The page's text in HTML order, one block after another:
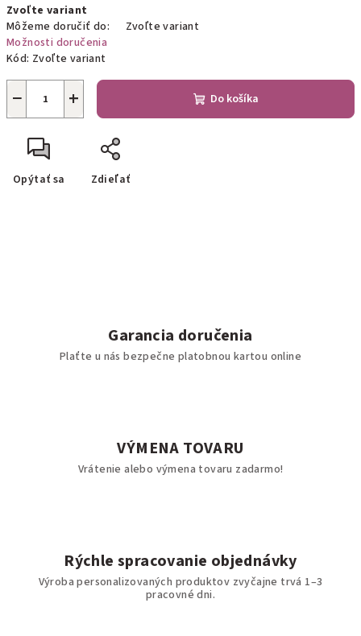
cena:
Zvoľte variant
Môžeme doručiť do:
Zvoľte variant
Možnosti doručenia
Kód: Zvoľte variant
+
− Do košíka
Opýtať sa Zdieľať
Garancia doručenia
Plaťte u nás bezpečne platobnou kartou online
VÝMENA TOVARU
Vrátenie alebo výmena tovaru zadarmo!
Rýchle spracovanie objednávky
Výroba personalizovaných produktov zvyčajne trvá 1–3
pracovné dni.